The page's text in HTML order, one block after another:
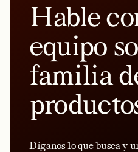
Hable
equipo
familia
Díganos lo que busca y